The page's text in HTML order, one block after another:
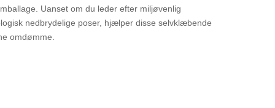
Uanset om du leder efter miljøvenlig
nedbrydelige poser, hjælper disse selvklæbende
omdømme.